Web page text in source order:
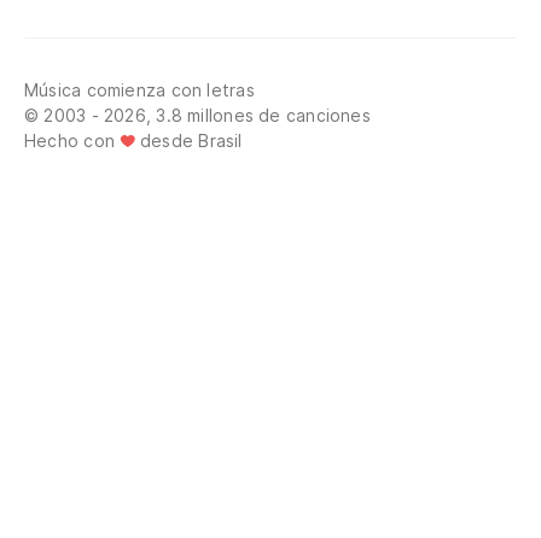
Música comienza con letras
© 2003 - 2026, 3.8 millones de canciones
Hecho con
desde Brasil